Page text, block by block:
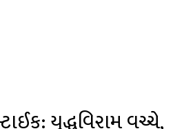
યુદ્ધવિરામ વચ્ચે,